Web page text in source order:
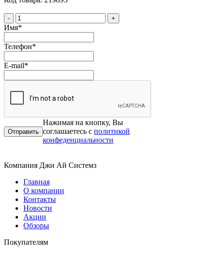
- +
Имя*
Телефон*
E-mail*
Нажимая на кнопку, Вы
соглашаетесь с политикой
конфеденциальности
Компания Джи Ай Системз
Главная
О компании
Контакты
Новости
Акции
Обзоры
Покупателям